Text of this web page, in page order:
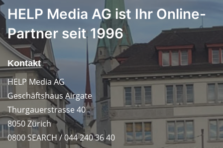
HELP Media AG ist Ihr Online-
Partner seit 1996
Kontakt
HELP Media AG
Geschäftshaus Airgate
Thurgauerstrasse 40
8050 Zürich
0800 SEARCH / 044 240 36 40